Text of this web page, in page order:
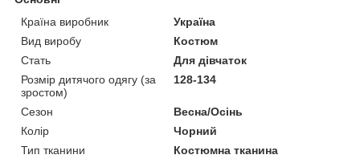
Країна виробник
Україна
Вид виробу
Костюм
Стать
Для дівчаток
Розмір дитячого одягу (за
зростом)
128-134
Сезон
Весна/Осінь
Колір
Чорний
Тип тканини
Костюмна тканина